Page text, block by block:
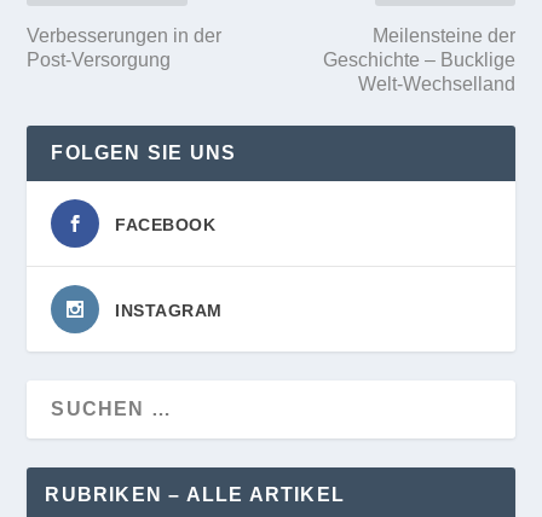
Verbesserungen in der
Post-Versorgung
Meilensteine der
Geschichte – Bucklige
Welt-Wechselland
FOLGEN SIE UNS
FACEBOOK
INSTAGRAM
RUBRIKEN – ALLE ARTIKEL